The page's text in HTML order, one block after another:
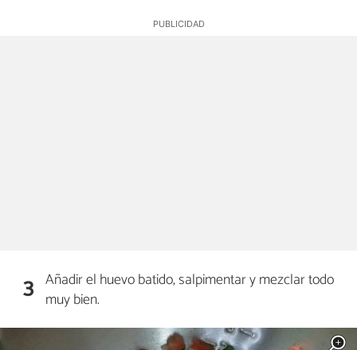
3 Añadir el huevo batido, salpimentar y mezclar todo
muy bien.